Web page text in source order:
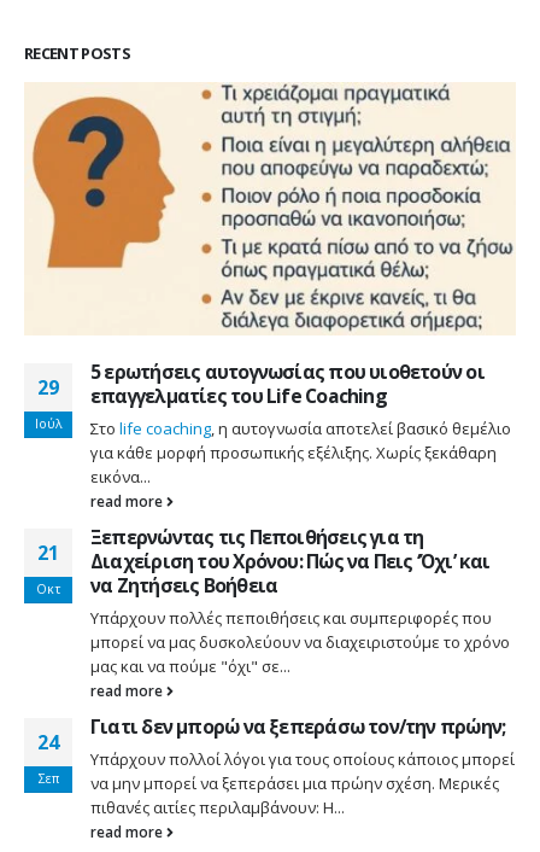
RECENT POSTS
29
Ιούλ
5 ερωτήσεις αυτογνωσίας που υιοθετούν οι
επαγγελματίες του Life Coaching
Στο life coaching , η αυτογνωσία αποτελεί βασικό θεμέλιο
για κάθε μορφή προσωπικής εξέλιξης. Χωρίς ξεκάθαρη
εικόνα...
read more
21
Οκτ
Ξεπερνώντας τις Πεποιθήσεις για τη
Διαχείριση του Χρόνου: Πώς να Πεις ‘Όχι’ και
να Ζητήσεις Βοήθεια
Υπάρχουν πολλές πεποιθήσεις και συμπεριφορές που
μπορεί να μας δυσκολεύουν να διαχειριστούμε το χρόνο
μας και να πούμε "όχι" σε...
read more
24
Σεπ
Γιατι δεν μπορώ να ξεπεράσω τον/την πρώην;
Υπάρχουν πολλοί λόγοι για τους οποίους κάποιος μπορεί
να μην μπορεί να ξεπεράσει μια πρώην σχέση. Μερικές
πιθανές αιτίες περιλαμβάνουν: Η...
read more